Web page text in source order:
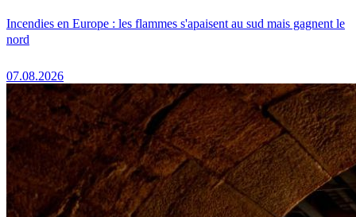
Incendies en Europe : les flammes s'apaisent au sud mais gagnent le
nord
07.08.2026